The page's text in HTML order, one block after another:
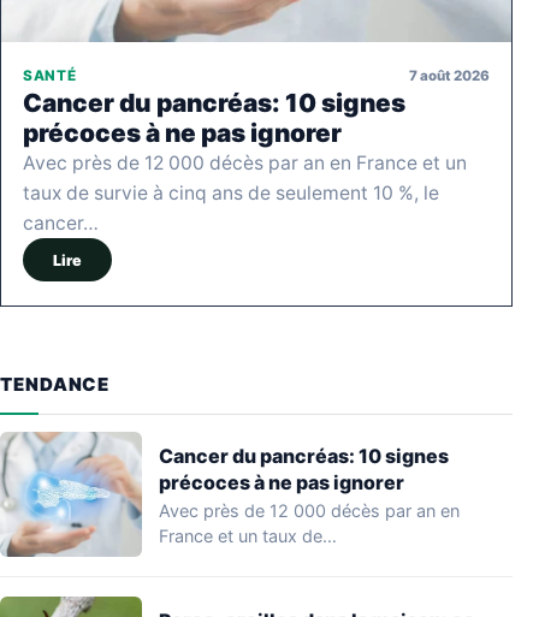
SANTÉ 7 août 2026
Cancer du pancréas: 10 signes
précoces à ne pas ignorer
Avec près de 12 000 décès par an en France et un
taux de survie à cinq ans de seulement 10 %, le
cancer…
Lire
TENDANCE
Cancer du pancréas: 10 signes
précoces à ne pas ignorer
Avec près de 12 000 décès par an en
France et un taux de…